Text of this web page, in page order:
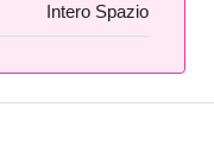
Intero Spazio